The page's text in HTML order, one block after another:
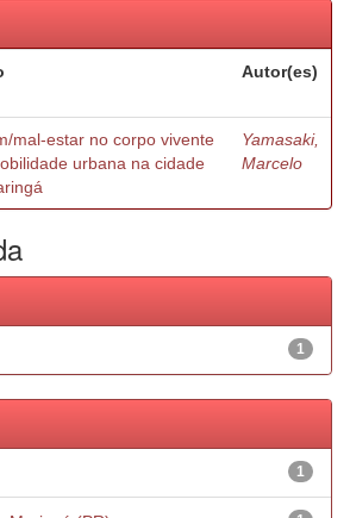
Autor(es)
mal-estar no corpo vivente
urbana na cidade
Yamasaki,
Marcelo
1
1